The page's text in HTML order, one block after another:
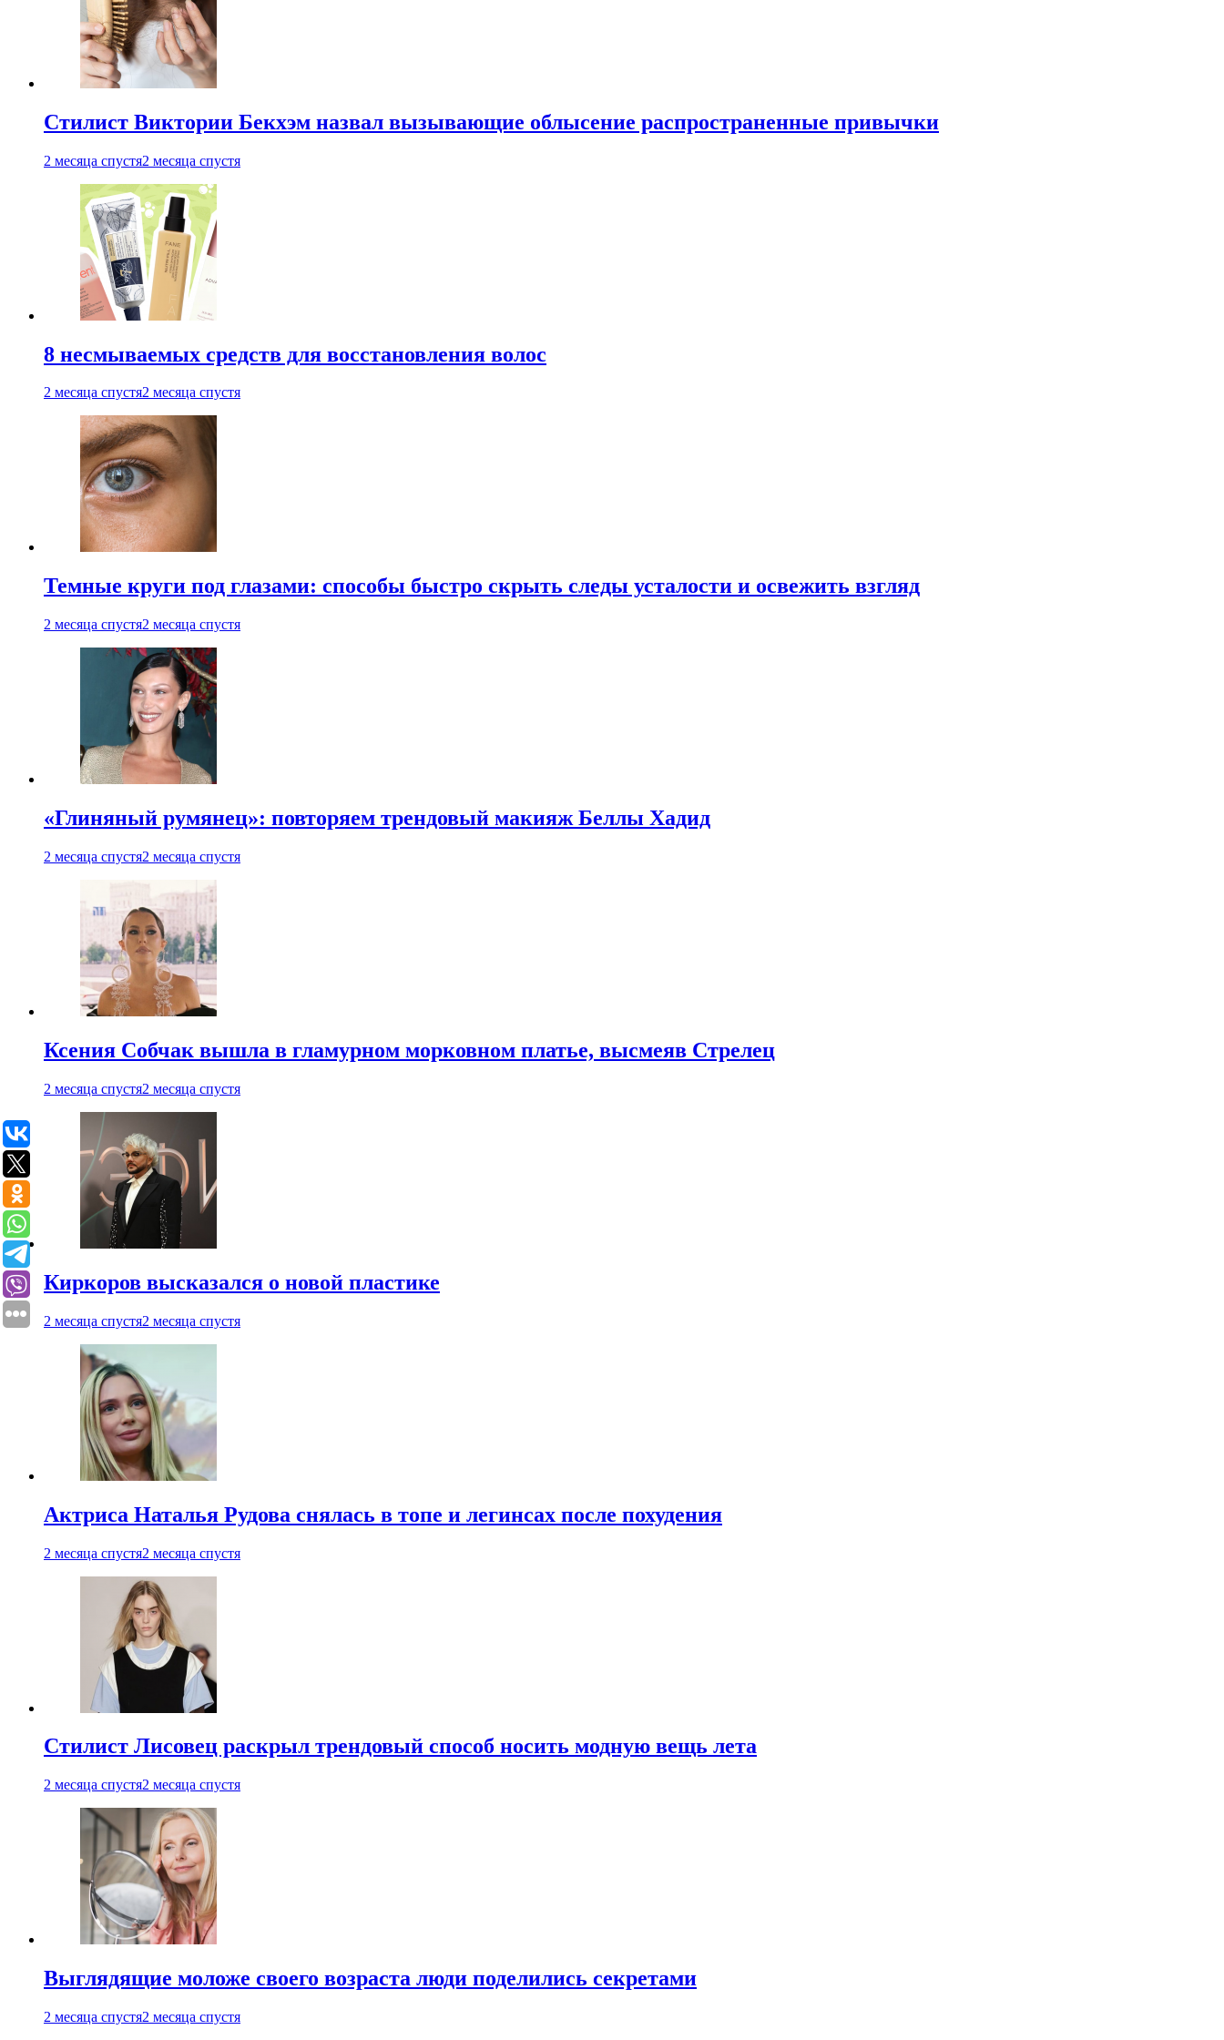
Стилист Виктории Бекхэм назвал вызывающие облысение распространенные привычки
2 месяца спустя2 месяца спустя
8 несмываемых средств для восстановления волос
2 месяца спустя2 месяца спустя
Темные круги под глазами: способы быстро скрыть следы усталости и освежить взгляд
2 месяца спустя2 месяца спустя
«Глиняный румянец»: повторяем трендовый макияж Беллы Хадид
2 месяца спустя2 месяца спустя
Ксения Собчак вышла в гламурном морковном платье, высмеяв Стрелец
2 месяца спустя2 месяца спустя
Киркоров высказался о новой пластике
2 месяца спустя2 месяца спустя
Актриса Наталья Рудова снялась в топе и легинсах после похудения
2 месяца спустя2 месяца спустя
Стилист Лисовец раскрыл трендовый способ носить модную вещь лета
2 месяца спустя2 месяца спустя
Выглядящие моложе своего возраста люди поделились секретами
2 месяца спустя2 месяца спустя